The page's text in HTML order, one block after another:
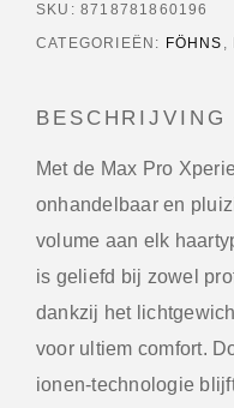
SKU: 8718781860196
CATEGORIEËN: FÖHNS
BESCHRIJVING
Met de Max Pro
onhandelbaar en
volume aan elk
is geliefd bij zowel
dankzij het
voor ultiem comfort.
ionen-technologie